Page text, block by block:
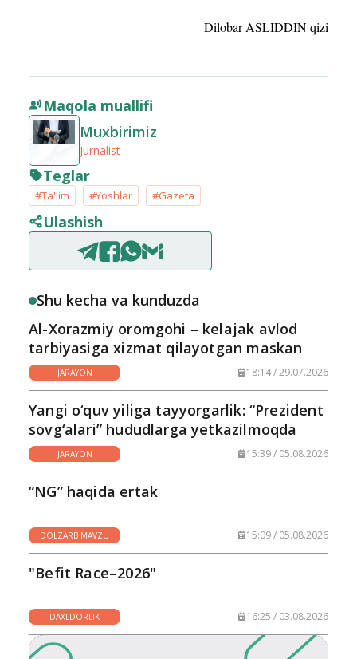
Dilobar ASLIDDIN qizi
Maqola muallifi
Muxbirimiz
Jurnalist
Teglar
#Ta'lim #Yoshlar #Gazeta
Ulashish
Shu kecha va kunduzda
Al-Xorazmiy oromgohi – kelajak avlod
tarbiyasiga xizmat qilayotgan maskan
JARAYON 18:14 / 29.07.2026
Yangi o‘quv yiliga tayyorgarlik: “Prezident
sovg‘alari” hududlarga yetkazilmoqda
JARAYON 15:39 / 05.08.2026
“NG” haqida ertak
DOLZARB MAVZU 15:09 / 05.08.2026
"Befit Race–2026"
DAXLDORLIK 16:25 / 03.08.2026